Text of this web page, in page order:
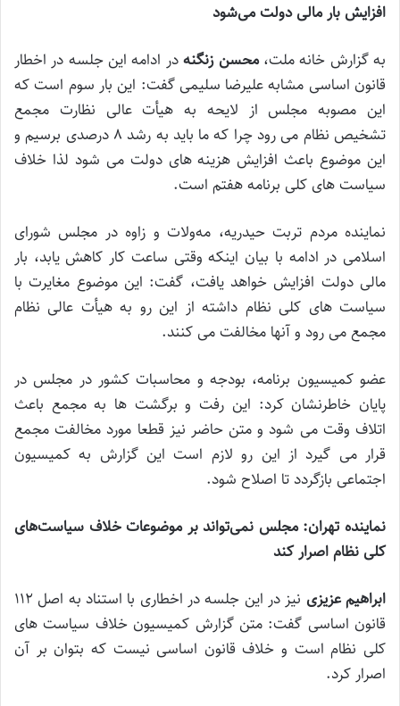
افزایش بار مالی دولت می‌شود
به گزارش خانه ملت،محسن زنگنهدر ادامه این جلسه در اخطار
قانون اساسی مشابه علیرضا سلیمی گفت: این بار سوم است که
این مصوبه مجلس از لایحه به هیأت عالی نظارت مجمع
تشخیص نظام می رود چرا که ما باید به رشد 8 درصدی برسیم و
این موضوع باعث افزایش هزینه های دولت می شود لذا خلاف
سیاست های کلی برنامه هفتم است.
نماینده مردم تربت حیدریه، مه‌ولات و زاوه در مجلس شورای
اسلامی در ادامه با بیان اینکه وقتی ساعت کار کاهش یابد، بار
مالی دولت افزایش خواهد یافت، گفت: این موضوع مغایرت با
سیاست های کلی نظام داشته از این رو به هیأت عالی نظام
مجمع می رود و آنها مخالفت می کنند.
عضو کمیسیون برنامه، بودجه و محاسبات کشور در مجلس در
پایان خاطرنشان کرد: این رفت و برگشت ها به مجمع باعث
اتلاف وقت می شود و متن حاضر نیز قطعا مورد مخالفت مجمع
قرار می گیرد از این رو لازم است این گزارش به کمیسیون
اجتماعی بازگردد تا اصلاح شود.
نماینده تهران: مجلس نمی‌تواند بر موضوعات خلاف سیاست‌های
کلی نظام اصرار کند
ابراهیم عزیزی
نیز در این جلسه در اخطاری با استناد به اصل 112
قانون اساسی گفت: متن گزارش کمیسیون خلاف سیاست های
کلی نظام است و خلاف قانون اساسی نیست که بتوان بر آن
اصرار کرد.